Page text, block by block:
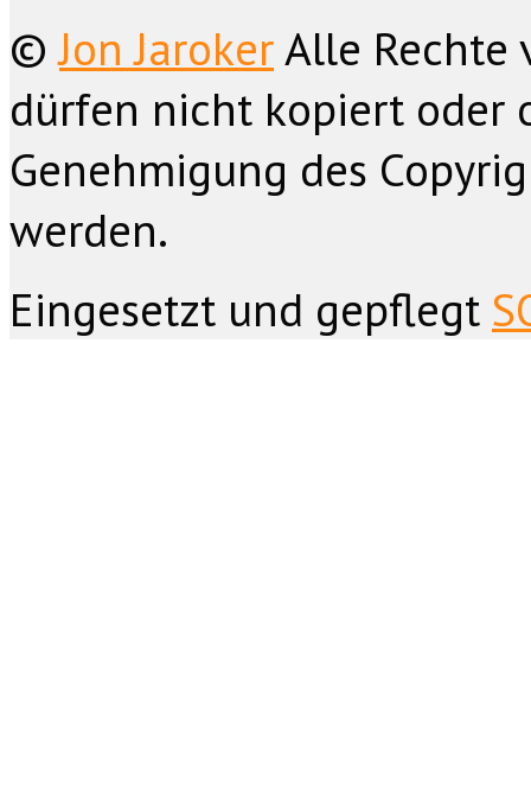
©Jon JarokerAlle Rechte
dürfen nicht kopiert oder
Genehmigung des
werden.
Eingesetzt und gepflegt